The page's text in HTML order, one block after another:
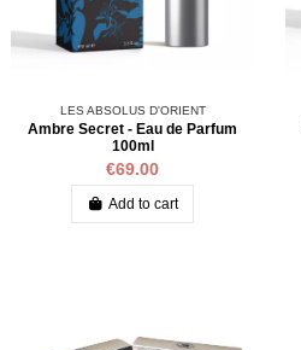
LES ABSOLUS D'ORIENT
Ambre Secret - Eau de Parfum
100ml
€69.00
Add to cart